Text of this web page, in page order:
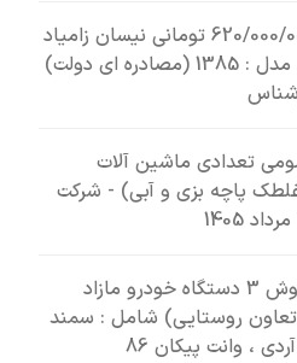
مزایده 620/000/000 تومانی نیسان زامیاد
رنگ : آبی مدل : 1385 (مصادره ای دولت)
تعدادی ماشین آلات
پاچه بزی و آبی) - شرکت
مزایده فروش 3 دستگاه خودرو مازاد
تعاون روستایی) شامل : سمند